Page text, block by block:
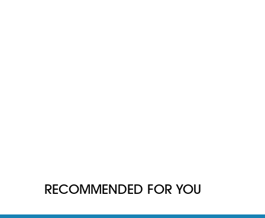
RECOMMENDED FOR YOU